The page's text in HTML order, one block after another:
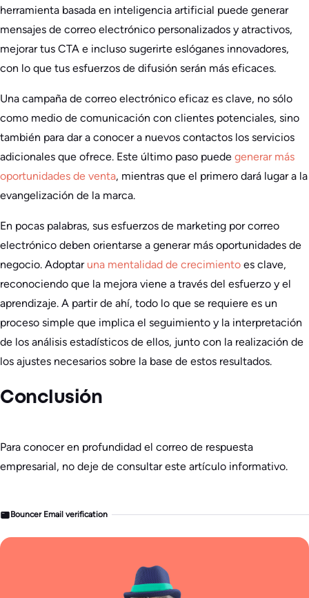
herramienta basada en inteligencia artificial puede generar
mensajes de correo electrónico personalizados y atractivos,
mejorar tus CTA e incluso sugerirte eslóganes innovadores,
con lo que tus esfuerzos de difusión serán más eficaces.
Una campaña de correo electrónico eficaz es clave, no sólo
como medio de comunicación con clientes potenciales, sino
también para dar a conocer a nuevos contactos los servicios
adicionales que ofrece. Este último paso puede generar más
oportunidades de venta, mientras que el primero dará lugar a la
evangelización de la marca.
En pocas palabras, sus esfuerzos de marketing por correo
electrónico deben orientarse a generar más oportunidades de
negocio. Adoptar una mentalidad de crecimiento es clave,
reconociendo que la mejora viene a través del esfuerzo y el
aprendizaje. A partir de ahí, todo lo que se requiere es un
proceso simple que implica el seguimiento y la interpretación
de los análisis estadísticos de ellos, junto con la realización de
los ajustes necesarios sobre la base de estos resultados.
Conclusión
Para conocer en profundidad el correo de respuesta
empresarial, no deje de consultar este artículo informativo.
Bouncer Email verification